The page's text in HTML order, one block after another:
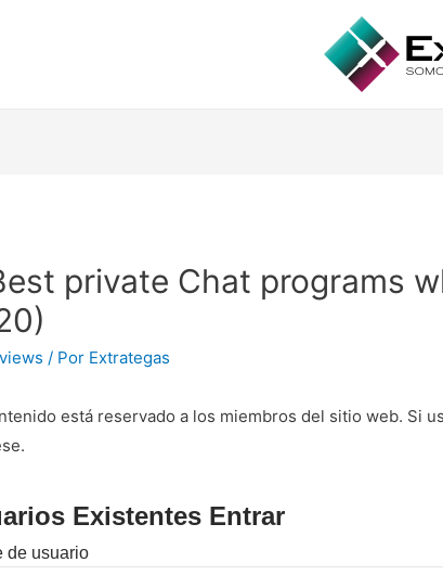
private Chat programs
/ Por Extrategas
está reservado a los miembros del sitio web. Si
Existentes Entrar
de usuario